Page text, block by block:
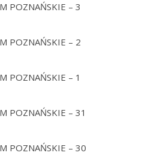
POZNAŃSKIE – 3
POZNAŃSKIE – 2
POZNAŃSKIE – 1
POZNAŃSKIE – 31
POZNAŃSKIE – 30